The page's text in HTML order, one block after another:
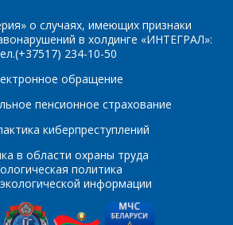
о случаях, имеющих признаки
в холдинге «ИНТЕГРАЛ»:
234-10-50
обращение
пенсионное страхование
киберпреступлений
в области охраны труда
политика
информации
*
mail*
mail
Сообщение